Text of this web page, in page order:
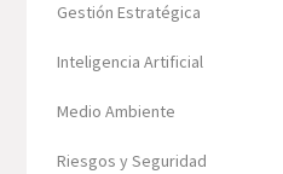
Gestión Estratégica
Inteligencia Artificial
Medio Ambiente
Riesgos y Seguridad